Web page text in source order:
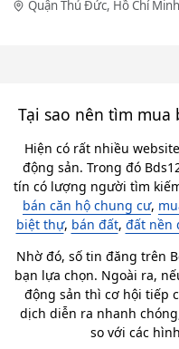
Quận Thủ Đức, Hồ Chí Minh
Tại sao nên tìm mua
Hiện có rất nhiều
động sản. Trong đó
tín có lượng người tìm
bán căn hộ chung cư,
biệt thự, bán đất, đất nền
Nhờ đó, số tin đăng trên
bạn lựa chọn. Ngoài ra,
động sản thì cơ hội tiếp
dịch diễn ra nhanh
so với các